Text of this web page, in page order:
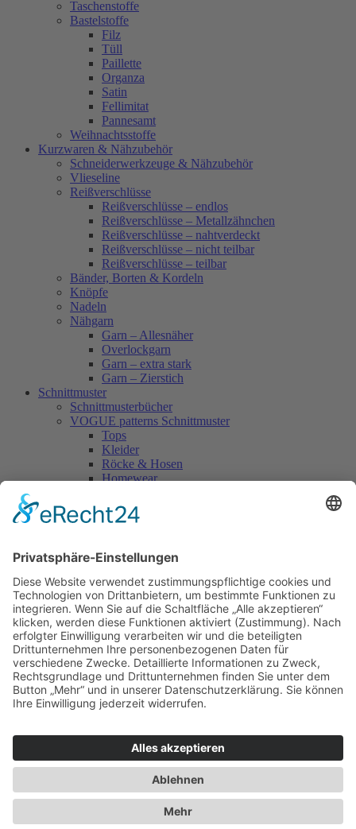
Taschenstoffe
Bastelstoffe
Filz
Tüll
Paillette
Organza
Satin
Fellimitat
Pannesamt
Weihnachtsstoffe
Kurzwaren & Nähzubehör
Schneiderwerkzeuge & Nähzubehör
Vlieseline
Reißverschlüsse
Reißverschlüsse – endlos
Reißverschlüsse – Metallzähnchen
Reißverschlüsse – nahtverdeckt
Reißverschlüsse – nicht teilbar
Reißverschlüsse – teilbar
Bänder, Borten & Kordeln
Knöpfe
Nadeln
Nähgarn
Garn – Allesnäher
Overlockgarn
Garn – extra stark
Garn – Zierstich
Schnittmuster
Schnittmusterbücher
VOGUE patterns Schnittmuster
Tops
Kleider
Röcke & Hosen
Homewear
Vogue Vintage
Herren
Accessoires
Einzelschnittmuster Burda
Tops
Kleider
Röcke & Hosen
Homewear
Jacken & Mäntel
Curvy
Herren
Kids
Burda Fantasy
Accessoires & Deko
SALE
Suchen
Suchen
Bitte mindestens 5 Buschstaben oder Zahlen eingeben!